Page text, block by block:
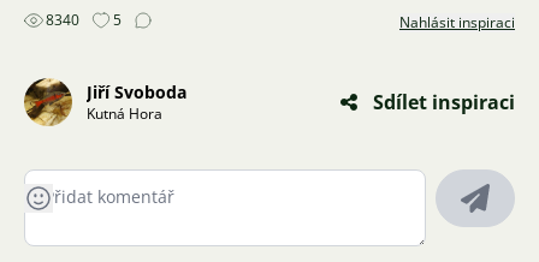
8340 5 Nahlásit inspiraci
Jiří Svoboda
Kutná Hora Sdílet inspiraci